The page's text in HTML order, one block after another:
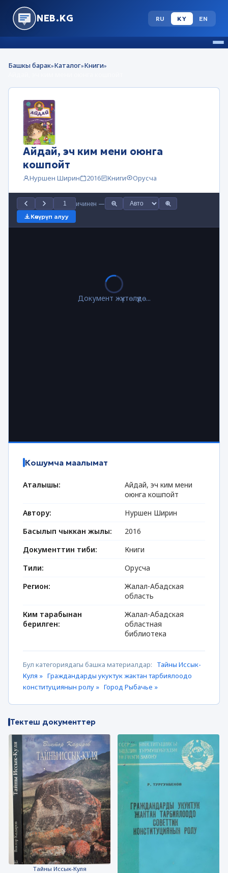
NEB.KG RU KY EN
Башкы барак»Каталог»Книги»
Айдай, эч ким мени оюнга
кошпойт
Нуршен Ширин 2016 Книги Орусча
ичинен —
Көчүрүп алуу
Документ жүктөлүүдө...
Кошумча маалымат
Аталышы:
Айдай, эч ким мени
оюнга кошпойт
Автору:
Нуршен Ширин
Басылып чыккан жылы:
2016
Документтин тиби:
Книги
Тили:
Орусча
Регион:
Жалал-Абадская
область
Ким тарабынан
берилген:
Жалал-Абадская
областная
библиотека
Бул категориядагы башка материалдар:
Тайны Иссык-
Куля » Граждандарды укуктук жактан тарбиялоодо
конституциянын ролу » Город Рыбачье »
Тектеш документтер
Тайны Иссык-Куля